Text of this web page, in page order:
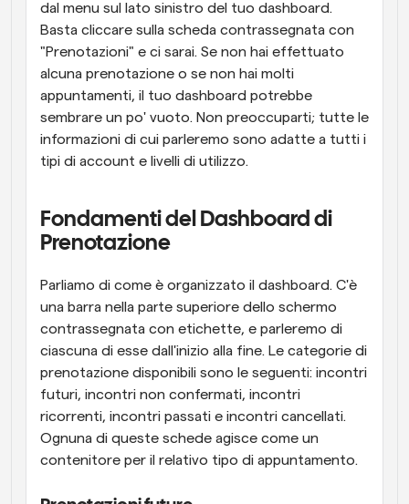
dal menu sul lato sinistro del tuo dashboard.
Basta cliccare sulla scheda contrassegnata con
"Prenotazioni" e ci sarai. Se non hai effettuato
alcuna prenotazione o se non hai molti
appuntamenti, il tuo dashboard potrebbe
sembrare un po' vuoto. Non preoccuparti; tutte le
informazioni di cui parleremo sono adatte a tutti i
tipi di account e livelli di utilizzo.
Fondamenti del Dashboard di
Prenotazione
Parliamo di come è organizzato il dashboard. C'è
una barra nella parte superiore dello schermo
contrassegnata con etichette, e parleremo di
ciascuna di esse dall'inizio alla fine. Le categorie di
prenotazione disponibili sono le seguenti: incontri
futuri, incontri non confermati, incontri
ricorrenti, incontri passati e incontri cancellati.
Ognuna di queste schede agisce come un
contenitore per il relativo tipo di appuntamento.